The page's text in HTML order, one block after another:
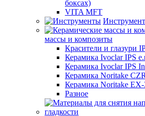
боксах)
VITA MFT
массы и композиты
Красители и глазури
Керамика Ivoclar IPS
Керамика Ivoclar IPS
Керамика Noritake CZR
Керамика Noritake
Разное